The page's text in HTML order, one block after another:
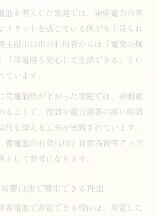
池を導入した家庭では、余剰電力の蓄
メリットを感じている例が多く見られ
玉県川口市の利用者からは「電気の無
「停電時も安心して生活できる」とい
います。
売電価格が下がった家庭では、余剰電
ることで、夜間や電力需要の高い時間
代を抑える工夫が実践されています。
蓄電池の有効活用と自家消費率アップ
として参考になります。
蓄電池で蓄電できる理由
蓄電池で蓄電できる理由は、発電した